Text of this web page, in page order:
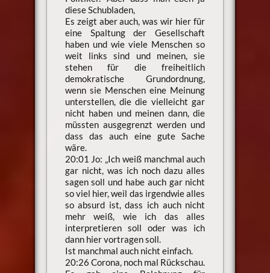
diese Schubladen,
Es zeigt aber auch, was wir hier für
eine Spaltung der Gesellschaft
haben und wie viele Menschen so
weit links sind und meinen, sie
stehen für die freiheitlich
demokratische Grundordnung,
wenn sie Menschen eine Meinung
unterstellen, die die vielleicht gar
nicht haben und meinen dann, die
müssten ausgegrenzt werden und
dass das auch eine gute Sache
wäre.
20:01 Jo: „Ich weiß manchmal auch
gar nicht, was ich noch dazu alles
sagen soll und habe auch gar nicht
so viel hier, weil das irgendwie alles
so absurd ist, dass ich auch nicht
mehr weiß, wie ich das alles
interpretieren soll oder was ich
dann hier vortragen soll.
Ist manchmal auch nicht einfach.
20:26 Corona, noch mal Rückschau.